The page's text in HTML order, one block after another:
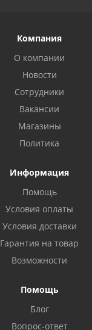
Компания
О компании
Новости
Сотрудники
Вакансии
Магазины
Политика
Информация
Помощь
Условия оплаты
Условия доставки
Гарантия на товар
Возможности
Помощь
Блог
Вопрос-ответ